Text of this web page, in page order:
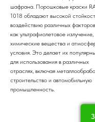
шафрана. Порошковые краски
1018 обладают высокой
воздействию различных
как ультрафиолетовое излучение,
химические вещества и
условия. Это делает их
для использования в различных
отраслях, включая
строительство и автомобильную
промышленность.